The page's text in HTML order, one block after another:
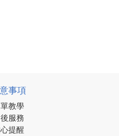
事項
教學
服務
提醒